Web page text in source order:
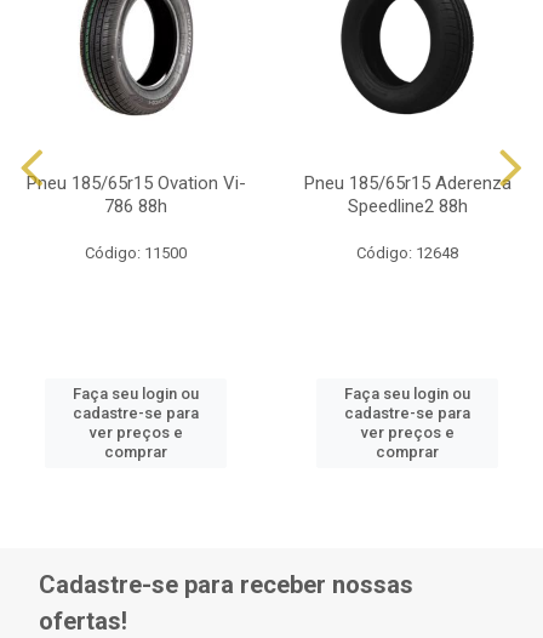
Pneu 185/65r15 Ovation Vi-
786 88h
Código: 11500
Faça seu login ou
cadastre-se para
ver preços e
comprar
Pneu 185/65r15 Aderenza
Speedline2 88h
Código: 12648
Faça seu login ou
cadastre-se para
ver preços e
comprar
Cadastre-se para receber nossas
ofertas!